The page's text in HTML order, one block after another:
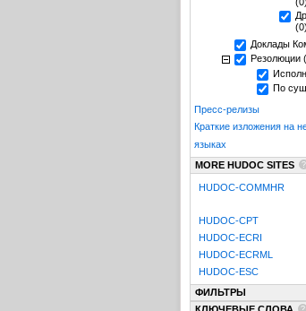
(0)
Доклады
Резолюции
По
Пресс-релизы
Краткие изложения на
языках
MORE HUDOC SITES
HUDOC-COMMHR
HUDOC-CPT
HUDOC-ECRI
HUDOC-ECRML
HUDOC-ESC
ФИЛЬТРЫ